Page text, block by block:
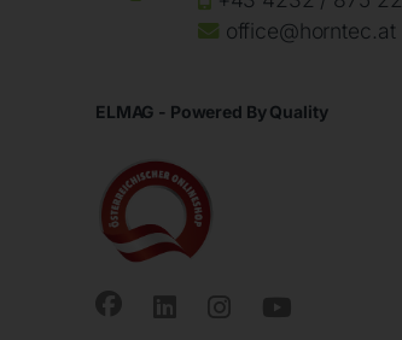
office@horntec.at
ELMAG - Powered By Quality